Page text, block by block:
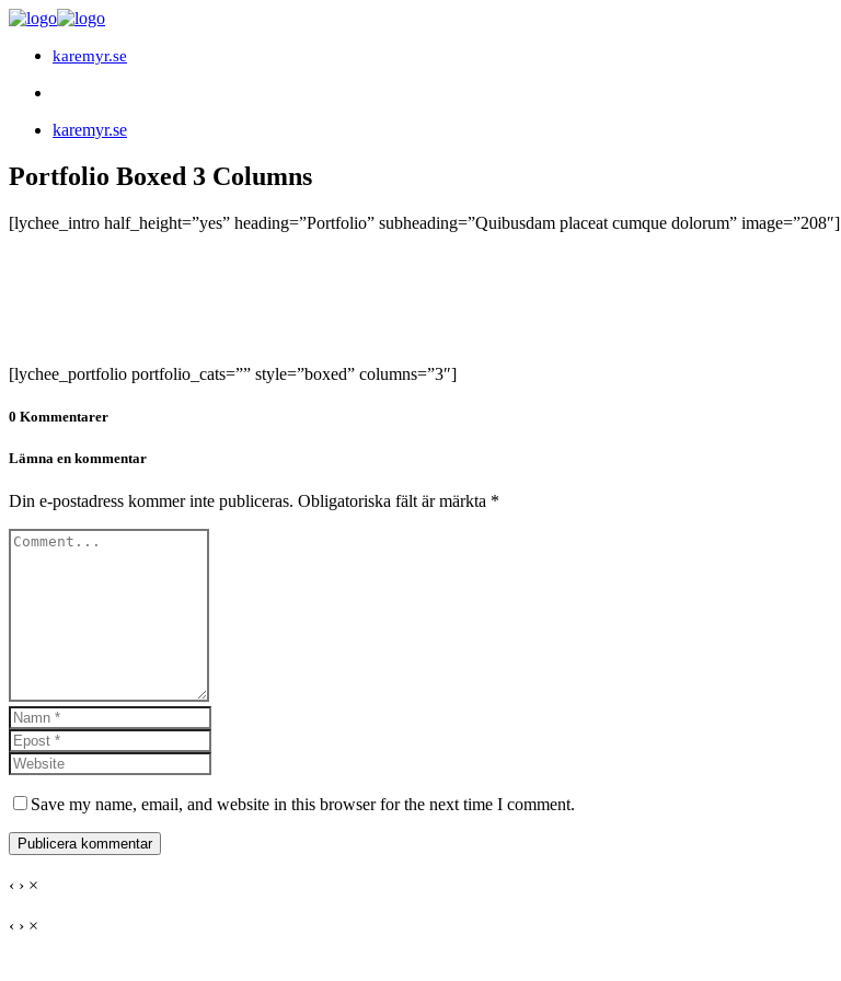
karemyr.se
karemyr.se
Portfolio Boxed 3 Columns
[lychee_intro half_height=”yes” heading=”Portfolio” subheading=”Quibusdam placeat cumque dolorum” image=”208″]
[lychee_portfolio portfolio_cats=”” style=”boxed” columns=”3″]
0 Kommentarer
Lämna en kommentar
Din e-postadress kommer inte publiceras. Obligatoriska fält är märkta *
Save my name, email, and website in this browser for the next time I comment.
‹ › ×
‹ › ×